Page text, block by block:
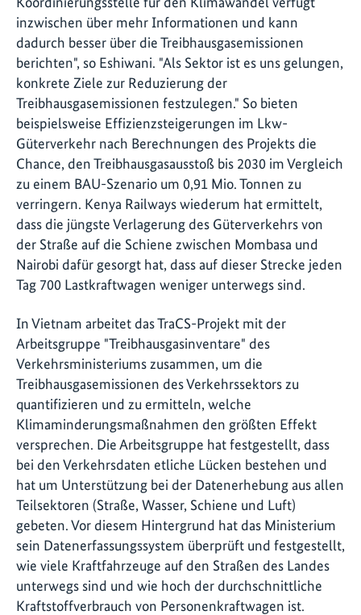
inzwischen über mehr Informationen und kann
dadurch besser über die Treibhausgasemissionen
berichten", so Eshiwani. "Als Sektor ist es uns gelungen,
konkrete Ziele zur Reduzierung der
Treibhausgasemissionen festzulegen." So bieten
beispielsweise Effizienzsteigerungen im Lkw-
Güterverkehr nach Berechnungen des Projekts die
Chance, den Treibhausgasausstoß bis 2030 im Vergleich
zu einem BAU-Szenario um 0,91 Mio. Tonnen zu
verringern. Kenya Railways wiederum hat ermittelt,
dass die jüngste Verlagerung des Güterverkehrs von
der Straße auf die Schiene zwischen Mombasa und
Nairobi dafür gesorgt hat, dass auf dieser Strecke jeden
Tag 700 Lastkraftwagen weniger unterwegs sind.
In Vietnam arbeitet das TraCS-Projekt mit der
Arbeitsgruppe "Treibhausgasinventare" des
Verkehrsministeriums zusammen, um die
Treibhausgasemissionen des Verkehrssektors zu
quantifizieren und zu ermitteln, welche
Klimaminderungsmaßnahmen den größten Effekt
versprechen. Die Arbeitsgruppe hat festgestellt, dass
bei den Verkehrsdaten etliche Lücken bestehen und
hat um Unterstützung bei der Datenerhebung aus allen
Teilsektoren (Straße, Wasser, Schiene und Luft)
gebeten. Vor diesem Hintergrund hat das Ministerium
sein Datenerfassungssystem überprüft und festgestellt,
wie viele Kraftfahrzeuge auf den Straßen des Landes
unterwegs sind und wie hoch der durchschnittliche
Kraftstoffverbrauch von Personenkraftwagen ist.